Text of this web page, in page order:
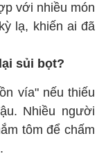
với nhiều món
lạ, khiến ai đã
sủi bọt?
vía" nếu thiếu
Nhiều người
tôm để chấm